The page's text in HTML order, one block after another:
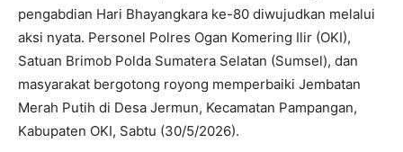
pengabdian Hari Bhayangkara ke-80 diwujudkan melalui
aksi nyata. Personel Polres Ogan Komering Ilir (OKI),
Satuan Brimob Polda Sumatera Selatan (Sumsel), dan
masyarakat bergotong royong memperbaiki Jembatan
Merah Putih di Desa Jermun, Kecamatan Pampangan,
Kabupaten OKI, Sabtu (30/5/2026).